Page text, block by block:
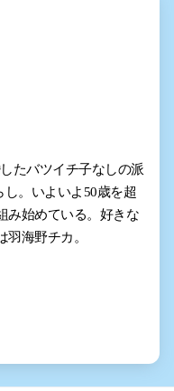
たバツイチ子なしの派
。いよいよ50歳を超
み始めている。好きな
海野チカ。